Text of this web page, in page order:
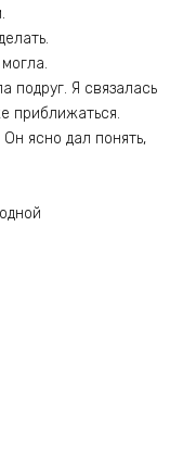
подруг. Я связалась
приближаться.
ясно дал понять,